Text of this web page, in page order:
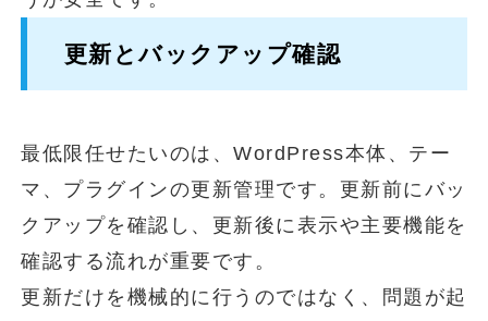
更新とバックアップ確認
最低限任せたいのは、WordPress本体、テー
マ、プラグインの更新管理です。更新前にバッ
クアップを確認し、更新後に表示や主要機能を
確認する流れが重要です。
更新だけを機械的に行うのではなく、問題が起